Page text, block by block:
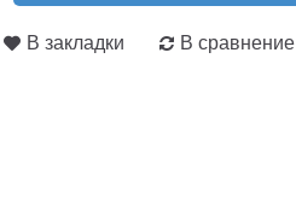
В закладки В сравнение